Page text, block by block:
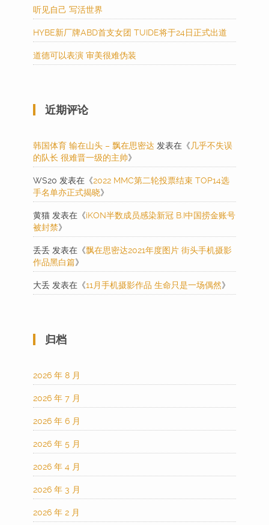
听见自己 写活世界
HYBE新厂牌ABD首支女团 TUIDE将于24日正式出道
道德可以表演 审美很难伪装
近期评论
韩国体育 输在山头 – 飘在思密达 发表在《 几乎不失误
的队长 很难晋一级的主帅》
WS20 发表在《2022 MMC第二轮投票结束 TOP14选
手名单亦正式揭晓》
黄猫 发表在《iKON半数成员感染新冠 B.I中国捞金账号
被封禁》
丢丢 发表在《飘在思密达2021年度图片 街头手机摄影
作品黑白篇》
大丢 发表在《11月手机摄影作品 生命只是一场偶然》
归档
2026 年 8 月
2026 年 7 月
2026 年 6 月
2026 年 5 月
2026 年 4 月
2026 年 3 月
2026 年 2 月